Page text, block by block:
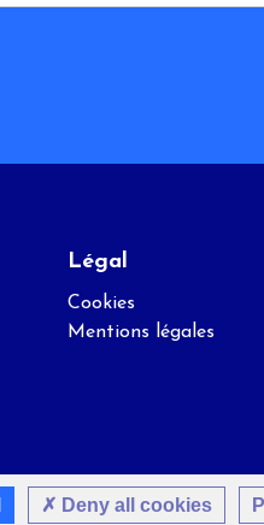
Légal
Cookies
Mentions légales
Deny all cookies